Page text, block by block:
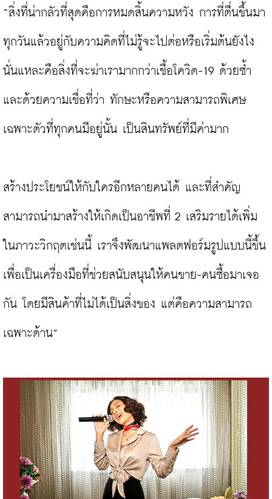
“สิ่งที่น่ากลัวที่สุดคือการหมดสิ้นความหวัง การที่ตื่นขึ้นมา
ทุกวันแล้วอยู่กับความคิดที่ไม่รู้จะไปต่อหรือเริ่มต้นยังไง
นั่นแหละคือสิ่งที่จะฆ่าเรามากกว่าเชื้อโควิด-19 ด้วยซ้ำ
และด้วยความเชื่อที่ว่า ทักษะหรือความสามารถพิเศษ
เฉพาะตัวที่ทุกคนมีอยู่นั้น เป็นสินทรัพย์ที่มีค่ามาก
สร้างประโยชน์ให้กับใครอีกหลายคนได้ และที่สำคัญ
สามารถนำมาสร้างให้เกิดเป็นอาชีพที่ 2 เสริมรายได้เพิ่ม
ในภาวะวิกฤตเช่นนี้ เราจึงพัฒนาแพลตฟอร์มรูปแบบนี้ขึ้น
เพื่อเป็นเครื่องมือที่ช่วยสนับสนุนให้คนขาย-คนซื้อมาเจอ
กัน โดยมีสินค้าที่ไม่ได้เป็นสิ่งของ แต่คือความสามารถ
เฉพาะด้าน”